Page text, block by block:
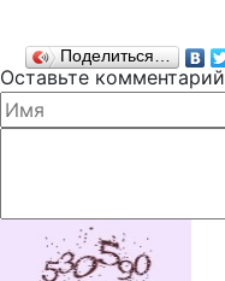
Поделиться…
Оставьте комментарий